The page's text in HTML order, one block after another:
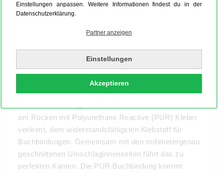
Einstellungen anpassen. Weitere Informationen findest du in der
Datenschutzerklärung.
Partner anzeigen
Einstellungen
Akzeptieren
Fotobuch Hardcover mit PUR Buchbindung
Damit Dein Hardcover Fotobuch nicht aus dem Leim
fällt, verwenden wir ausschließlich die klassische
am Rücken mit Polyurethane Reactive (PUR) Kleber
verleimt, dem widerstandsfähigsten Klebstoff für
Buchbindungen. Gemeinsam mit den millimetergenau
geschnittenen Umschlaginnenseiten führt das zu
perfekten Kanten. Die PUR Buchbindung kommt